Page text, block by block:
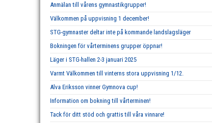
Anmälan till vårens gymnastikgrupper!
Välkommen på uppvisning 1 december!
STG-gymnaster deltar inte på kommande landslagsläger
Bokningen för vårterminens grupper öppnar!
Läger i STG-hallen 2-3 januari 2025
Varmt Välkommen till vinterns stora uppvisning 1/12.
Alva Eriksson vinner Gymnova cup!
Information om bokning till vårterminen!
Tack för ditt stöd och grattis till våra vinnare!